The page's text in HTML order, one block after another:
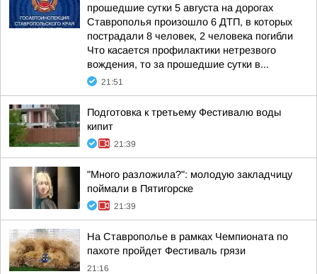
прошедшие сутки 5 августа на дорогах
Ставрополья произошло 6 ДТП, в которых
пострадали 8 человек, 2 человека погибли
Что касается профилактики нетрезвого
вождения, то за прошедшие сутки в...
21:51
Подготовка к третьему Фестивалю воды
кипит
21:39
"Много разложила?": молодую закладчицу
поймали в Пятигорске
21:39
На Ставрополье в рамках Чемпионата по
пахоте пройдет Фестиваль грязи
21:16